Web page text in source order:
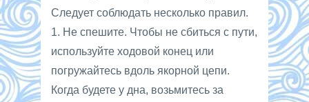
Следует соблюдать несколько правил.
1. Не спешите. Чтобы не сбиться с пути,
используйте ходовой конец или
погружайтесь вдоль якорной цепи.
Когда будете у дна, возьмитесь за